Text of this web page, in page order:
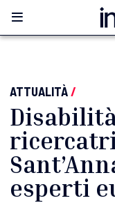
ATTUALITÀ/
esperti